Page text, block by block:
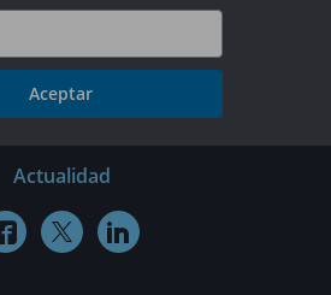
Aceptar
Actualidad
  